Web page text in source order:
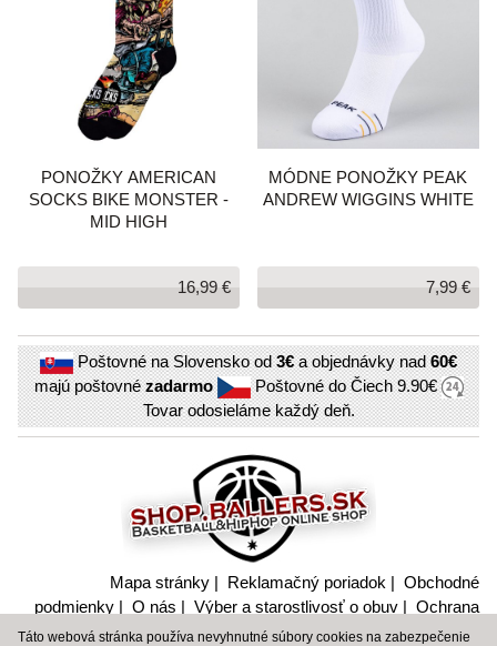
PONOŽKY AMERICAN
SOCKS BIKE MONSTER -
MID HIGH
16,99 €
MÓDNE PONOŽKY PEAK
ANDREW WIGGINS WHITE
7,99 €
Poštovné na Slovensko od3€a objednávky nad60€
majú poštovnézadarmo Poštovné do Čiech9.90€
Tovar odosieláme každý deň.
Mapa stránky | Reklamačný poriadok | Obchodné
podmienky | O nás | Výber a starostlivosť o obuv | Ochrana
súkromia a nakladanie s citlivými údajmi
Táto webová stránka používa nevyhnutné súbory cookies na zabezpečenie